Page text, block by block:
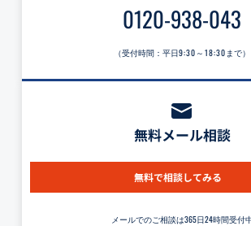
0120-938-043
（受付時間：平日9:30～18:30 まで）
無料メール相談
無料で相談してみる
メールでのご相談は365日24時間受付